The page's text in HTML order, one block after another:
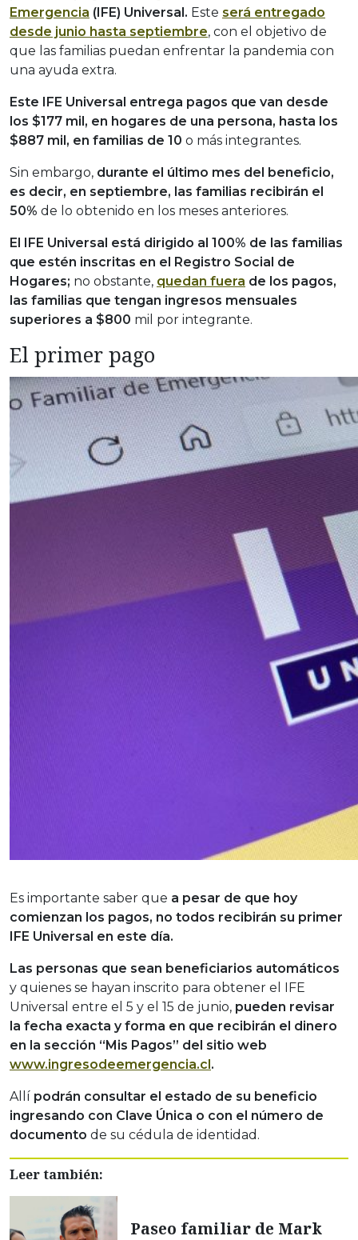
Emergencia (IFE) Universal. Este será entregado
desde junio hasta septiembre, con el objetivo de
que las familias puedan enfrentar la pandemia con
una ayuda extra.
Este IFE Universal entrega pagos que van desde
los $177 mil, en hogares de una persona, hasta los
$887 mil, en familias de 10 o más integrantes.
Sin embargo, durante el último mes del beneficio,
es decir, en septiembre, las familias recibirán el
50% de lo obtenido en los meses anteriores.
El IFE Universal está dirigido al 100% de las familias
que estén inscritas en el Registro Social de
Hogares; no obstante, quedan fuera de los pagos,
las familias que tengan ingresos mensuales
superiores a $800 mil por integrante.
El primer pago
Es importante saber que a pesar de que hoy
comienzan los pagos, no todos recibirán su primer
IFE Universal en este día.
Las personas que sean beneficiarios automáticos
y quienes se hayan inscrito para obtener el IFE
Universal entre el 5 y el 15 de junio, pueden revisar
la fecha exacta y forma en que recibirán el dinero
en la sección “Mis Pagos” del sitio web
www.ingresodeemergencia.cl.
Allí podrán consultar el estado de su beneficio
ingresando con Clave Única o con el número de
documento de su cédula de identidad.
Leer también:
Paseo familiar de Mark